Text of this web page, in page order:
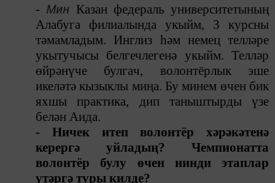
- Мин Казан федераль университетының
Алабуга филиалында укыйм, 3 курсны
тәмамладым. Инглиз һәм немец телләре
укытучысы белгечлегенә укыйм. Телләр
өйрәнүче булгач, волонтёрлык эше
икеләтә кызыклы миңа. Бу минем өчен бик
яхшы практика, дип таныштырды үзе
белән Аида.
- Ничек итеп волонтёр хәрәкәтенә
керергә уйладың? Чемпионатта
волонтёр булу өчен нинди этаплар
үтәргә туры килде?